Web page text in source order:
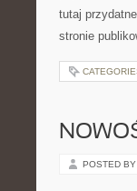
tutaj
stronie
POSTED BY